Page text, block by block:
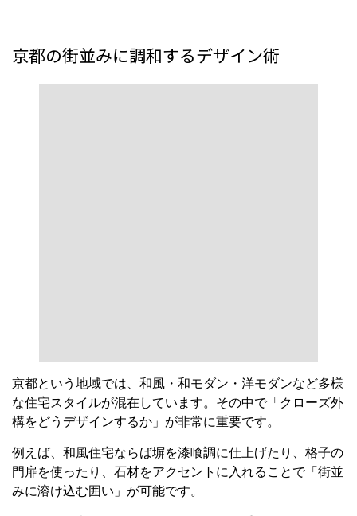
京都の街並みに調和するデザイン術
例えば、和風住宅ならば塀を漆喰調に仕上げたり、格子の
門扉を使ったり、石材をアクセントに入れることで「街並
みに溶け込む囲い」が可能です。
デザインを考える際には次のポイントが重要です。
素材選定（塀・フェンスの材質・カラー）